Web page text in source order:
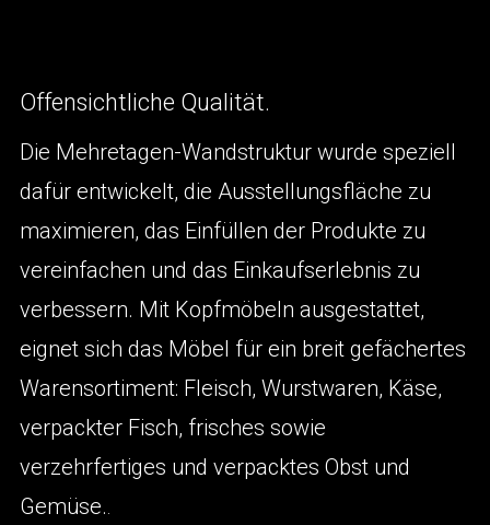
Offensichtliche Qualität.
Die Mehretagen-Wandstruktur wurde speziell
dafür entwickelt, die Ausstellungsfläche zu
maximieren, das Einfüllen der Produkte zu
vereinfachen und das Einkaufserlebnis zu
verbessern. Mit Kopfmöbeln ausgestattet,
eignet sich das Möbel für ein breit gefächertes
Warensortiment: Fleisch, Wurstwaren, Käse,
verpackter Fisch, frisches sowie
verzehrfertiges und verpacktes Obst und
Gemüse.